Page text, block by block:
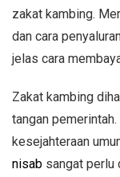
zakat kambing.
dan cara
jelas cara
Zakat kambing
tangan
kesejahteraan
nisab sangat perlu